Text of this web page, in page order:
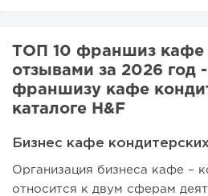
ТОП 10 франшиз кафе
отзывами за 2026 год
франшизу кафе
каталоге H&F
Бизнес кафе кондитерских
Организация бизнеса кафе –
относится к двум сферам